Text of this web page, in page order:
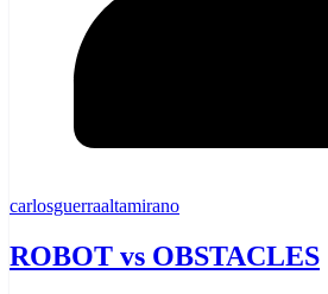
carlosguerraaltamirano
ROBOT vs OBSTACLES